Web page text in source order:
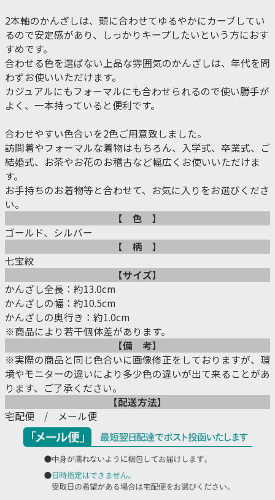
2本軸のかんざしは、頭に合わせてゆるやかにカーブしてい
るので安定感があり、しっかりキープしたいという方におす
すめです。
合わせる色を選ばない上品な雰囲気のかんざしは、年代を問
わずお使いいただけます。
カジュアルにもフォーマルにも合わせられるので使い勝手が
よく、一本持っていると便利です。
合わせやすい色合いを2色ご用意致しました。
訪問着やフォーマルな着物はもちろん、入学式、卒業式、ご
結婚式、お茶やお花のお稽古など幅広くお使いいただけま
す。
お手持ちのお着物等と合わせて、お気に入りをお選びくださ
い。
【 色 】
ゴールド、シルバー
【 柄 】
七宝紋
【サイズ】
かんざし全長：約13.0cm
かんざしの幅：約10.5cm
かんざしの奥行き：約1.0cm
※商品により若干個体差があります。
【備 考】
※実際の商品と同じ色合いに画像修正をしておりますが、環
境やモニターの違いにより多少色の違いが出て来ることがあ
ります、ご了承ください。
【配送方法】
宅配便 / メール便